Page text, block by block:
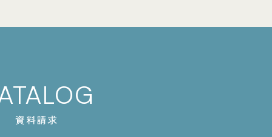
資料請求